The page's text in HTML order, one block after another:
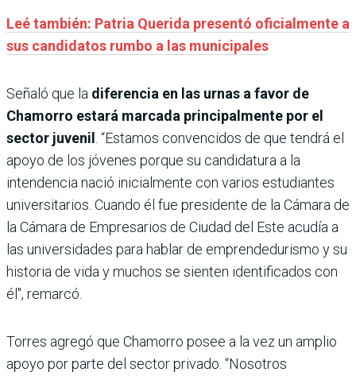
Leé también: Patria Querida presentó oficialmente a
sus candidatos rumbo a las municipales
Señaló que la diferencia en las urnas a favor de
Chamorro estará marcada principalmente por el
sector juvenil . “Estamos convencidos de que tendrá el
apoyo de los jóvenes porque su candidatura a la
intendencia nació inicialmente con varios estudiantes
universitarios. Cuando él fue presidente de la Cámara de
la Cámara de Empresarios de Ciudad del Este acudía a
las universidades para hablar de emprendedurismo y su
historia de vida y muchos se sienten identificados con
él", remarcó.
Torres agregó que Chamorro posee a la vez un amplio
apoyo por parte del sector privado. “Nosotros